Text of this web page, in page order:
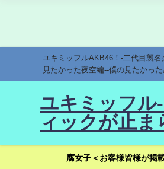
ユキミッフルAKB46！-二代目襲
見たかった夜空編--僕の見たかっ
ユキミッフル
ィックが止ま
腐女子＜お客様皆様が掲